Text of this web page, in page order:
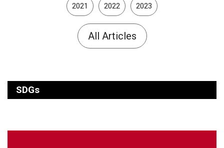
2021 2022 2023
All Articles
SDGs